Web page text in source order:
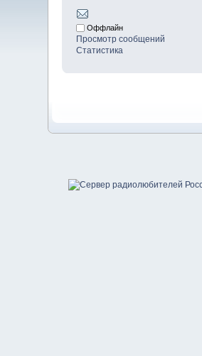
Оффлайн
Просмотр сообщений
Статистика